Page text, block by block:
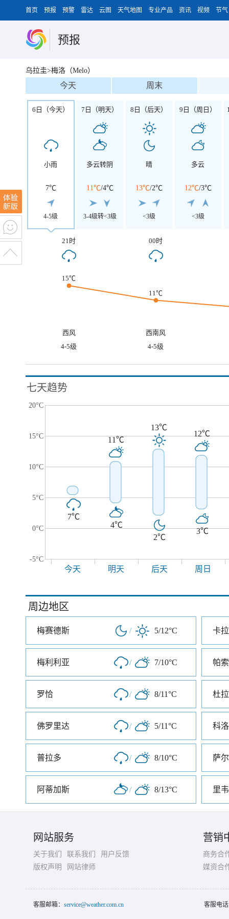
首页 预报 预警 雷达 云图 天气地图 专业产品 资讯 视频 节气
预报
乌拉圭>梅洛（Melo）
今天 周末
6日（今天）
小雨
7℃
4-5级
7日（明天）
多云转阴
11℃/4℃
3-4级转<3级
8日（后天）
晴
13℃/2℃
<3级
9日（周日）
多云
12℃/3℃
<3级
21时 00时
15℃
11℃
西风
西南风
4-5级
4-5级
七天趋势
20°C
15°C
10°C
5°C
0°C
-5°C
7℃
11℃
4℃
13℃
2℃
12℃
3℃
今天 明天 后天 周日
周边地区
梅赛德斯 / 5/12°C 卡
梅利利亚 / 7/10°C 帕
罗恰 / 8/11°C 杜
佛罗里达 / 5/11°C 科
普拉多 / 8/10°C 萨
阿蒂加斯 / 8/13°C 里
网站服务
关于我们 联系我们
用户反馈
版权声明
网站律师
营销
商务合
媒资合
客服邮箱： service@weather.com.cn 客服电